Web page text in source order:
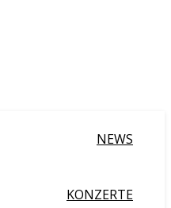
NEWS
KONZERTE